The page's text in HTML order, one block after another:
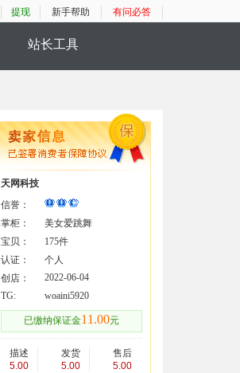
提现 新手帮助 有问必答
站长工具
天网科技
信誉：
掌柜：
美女爱跳舞
宝贝：
175件
认证：
个人
创店：
2022-06-04
TG:
woaini5920
已缴纳保证金11.00元
描述
5.00
发货
5.00
售后
5.00